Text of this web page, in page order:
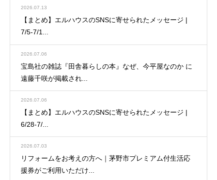
2026.07.13
【まとめ】エルハウスのSNSに寄せられたメッセージ |
7/5-7/1...
2026.07.06
宝島社の雑誌『田舎暮らしの本』なぜ、今平屋なのか に
遠藤千咲が掲載され...
2026.07.06
【まとめ】エルハウスのSNSに寄せられたメッセージ |
6/28-7/...
2026.07.03
リフォームをお考えの方へ｜茅野市プレミアム付生活応
援券がご利用いただけ...